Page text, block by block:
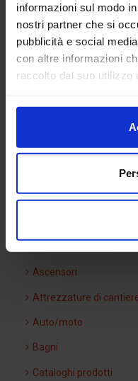
informazioni sul modo
nostri partner che si
pubblicità e social
con altre informazioni
raccolto dal suo utilizzo
Vasca da bagno 03
Categorie Blocchi CAD
Arredi interni
Ascensori
Attrezzature di
Auto/moto
Bagni
Cataloghi prodotti